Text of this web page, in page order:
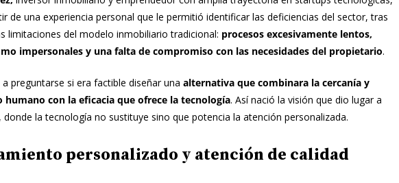
de una experiencia personal que le permitió identificar las deficiencias del sector, tras
limitaciones del modelo inmobiliario tradicional: procesos excesivamente lentos,
impersonales y una falta de compromiso con las necesidades del propietario.
preguntarse si era factible diseñar una alternativa que combinara la cercanía y
con la eficacia que ofrece la tecnología. Así nació la visión que dio lugar a
la tecnología no sustituye sino que potencia la atención personalizada.
personalizado y atención de calidad